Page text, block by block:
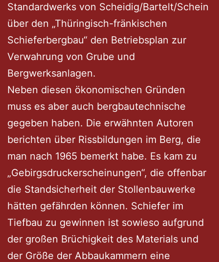
Standardwerks von Scheidig/Bartelt/Schein
über den „Thüringisch-fränkischen
Schieferbergbau“ den Betriebsplan zur
Verwahrung von Grube und
Bergwerksanlagen.
Neben diesen ökonomischen Gründen
muss es aber auch bergbautechnische
gegeben haben. Die erwähnten Autoren
berichten über Rissbildungen im Berg, die
man nach 1965 bemerkt habe. Es kam zu
„Gebirgsdruckerscheinungen“, die offenbar
die Standsicherheit der Stollenbauwerke
hätten gefährden können. Schiefer im
Tiefbau zu gewinnen ist sowieso aufgrund
der großen Brüchigkeit des Materials und
der Größe der Abbaukammern eine